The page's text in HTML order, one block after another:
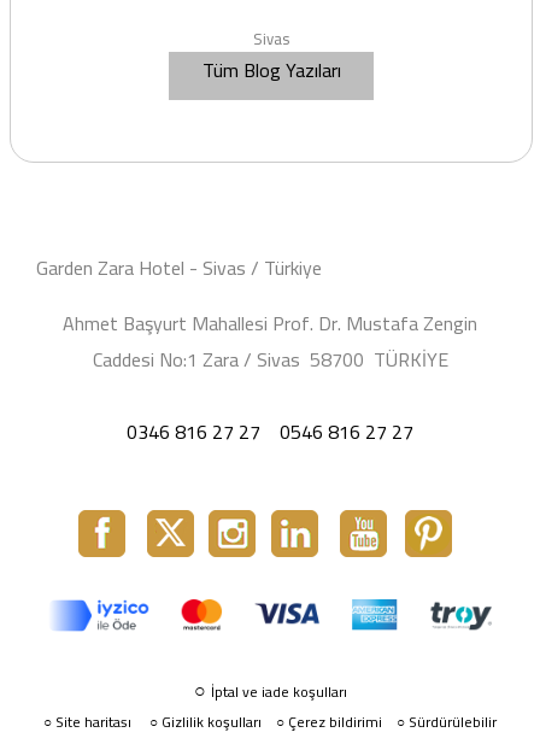
Sivas
Tüm Blog Yazıları
Garden Zara Hotel - Sivas / Türkiye
Ahmet Başyurt Mahallesi Prof. Dr. Mustafa Zengin
Caddesi No:1 Zara / Sivas 58700 TÜRKİYE
0346 816 27 27 0546 816 27 27
○ İptal ve iade koşulları
○ Site haritası ○Gizlilik koşulları ○ Çerez bildirimi ○ Sürdürülebilir